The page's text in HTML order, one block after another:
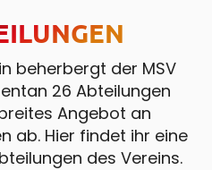
beherbergt der MSV
26 Abteilungen
Angebot an
ab. Hier findet ihr eine
des Vereins.